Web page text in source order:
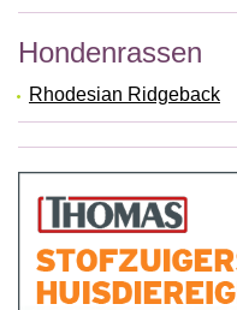
Hondenrassen
Rhodesian Ridgeback